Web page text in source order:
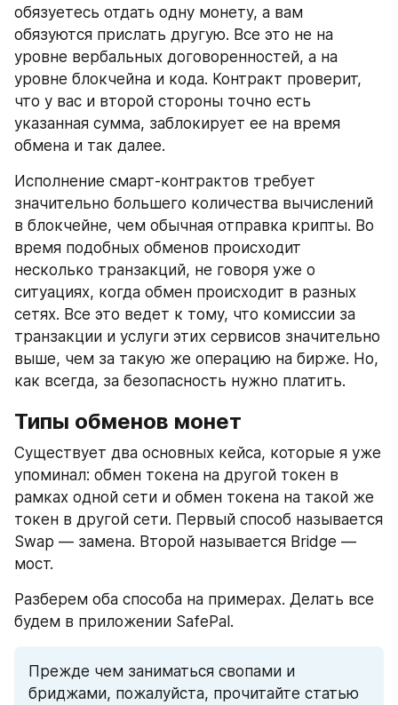
обязуетесь отдать одну монету, а вам
обязуются прислать другую. Все это не на
уровне вербальных договоренностей, а на
уровне блокчейна и кода. Контракт проверит,
что у вас и второй стороны точно есть
указанная сумма, заблокирует ее на время
обмена и так далее.
Исполнение смарт-контрактов требует
значительно большего количества вычислений
в блокчейне, чем обычная отправка крипты. Во
время подобных обменов происходит
несколько транзакций, не говоря уже о
ситуациях, когда обмен происходит в разных
сетях. Все это ведет к тому, что комиссии за
транзакции и услуги этих сервисов значительно
выше, чем за такую же операцию на бирже. Но,
как всегда, за безопасность нужно платить.
Типы обменов монет
Существует два основных кейса, которые я уже
упоминал: обмен токена на другой токен в
рамках одной сети и обмен токена на такой же
токен в другой сети. Первый способ называется
Swap — замена. Второй называется Bridge —
мост.
Разберем оба способа на примерах. Делать все
будем в приложении SafePal.
Прежде чем заниматься свопами и
бриджами, пожалуйста, прочитайте статью